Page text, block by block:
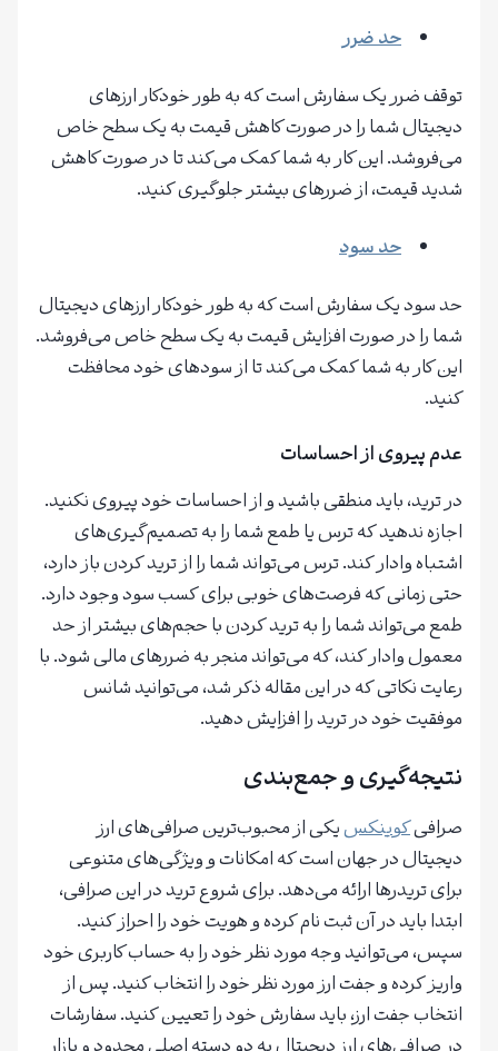
حد ضرر
توقف ضرر یک سفارش است که به طور خودکار ارزهای
دیجیتال شما را در صورت کاهش قیمت به یک سطح خاص
می‌فروشد. این کار به شما کمک می‌کند تا در صورت کاهش
شدید قیمت، از ضررهای بیشتر جلوگیری کنید.
حد سود
حد سود یک سفارش است که به طور خودکار ارزهای دیجیتال
شما را در صورت افزایش قیمت به یک سطح خاص می‌فروشد.
این کار به شما کمک می‌کند تا از سودهای خود محافظت
کنید.
عدم پیروی از احساسات
در ترید، باید منطقی باشید و از احساسات خود پیروی نکنید.
اجازه ندهید که ترس یا طمع شما را به تصمیم‌گیری‌های
اشتباه وادار کند. ترس می‌تواند شما را از ترید کردن باز دارد،
حتی زمانی که فرصت‌های خوبی برای کسب سود وجود دارد.
طمع می‌تواند شما را به ترید کردن با حجم‌های بیشتر از حد
معمول وادار کند، که می‌تواند منجر به ضررهای مالی شود. با
رعایت نکاتی که در این مقاله ذکر شد، می‌توانید شانس
موفقیت خود در ترید را افزایش دهید.
نتیجه‌گیری و جمع‌بندی
صرافیکوینکسیکی از محبوب‌ترین صرافی‌های ارز
دیجیتال در جهان است که امکانات و ویژگی‌های متنوعی
برای تریدرها ارائه می‌دهد. برای شروع ترید در این صرافی،
ابتدا باید در آن ثبت نام کرده و هویت خود را احراز کنید.
سپس، می‌توانید وجه مورد نظر خود را به حساب کاربری خود
واریز کرده و جفت ارز مورد نظر خود را انتخاب کنید. پس از
انتخاب جفت ارز، باید سفارش خود را تعیین کنید. سفارشات